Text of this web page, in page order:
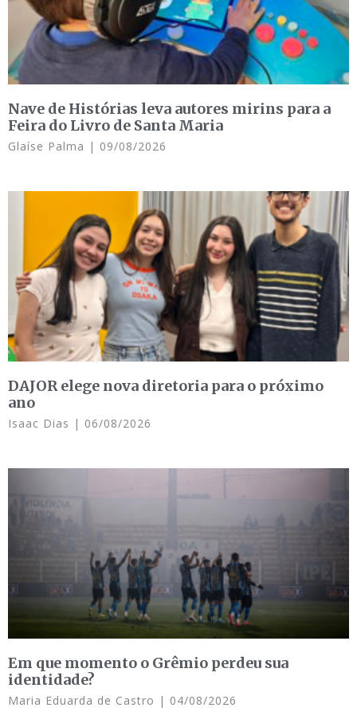
Nave de Histórias leva autores mirins para a
Feira do Livro de Santa Maria
Glaíse Palma 09/08/2026
DAJOR elege nova diretoria para o próximo
ano
Isaac Dias 06/08/2026
Em que momento o Grêmio perdeu sua
identidade?
Maria Eduarda de Castro 04/08/2026